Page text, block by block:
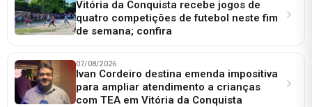
Vitória da Conquista recebe jogos de
quatro competições de futebol neste fim
de semana; confira
07/08/2026
Ivan Cordeiro destina emenda impositiva
para ampliar atendimento a crianças
com TEA em Vitória da Conquista